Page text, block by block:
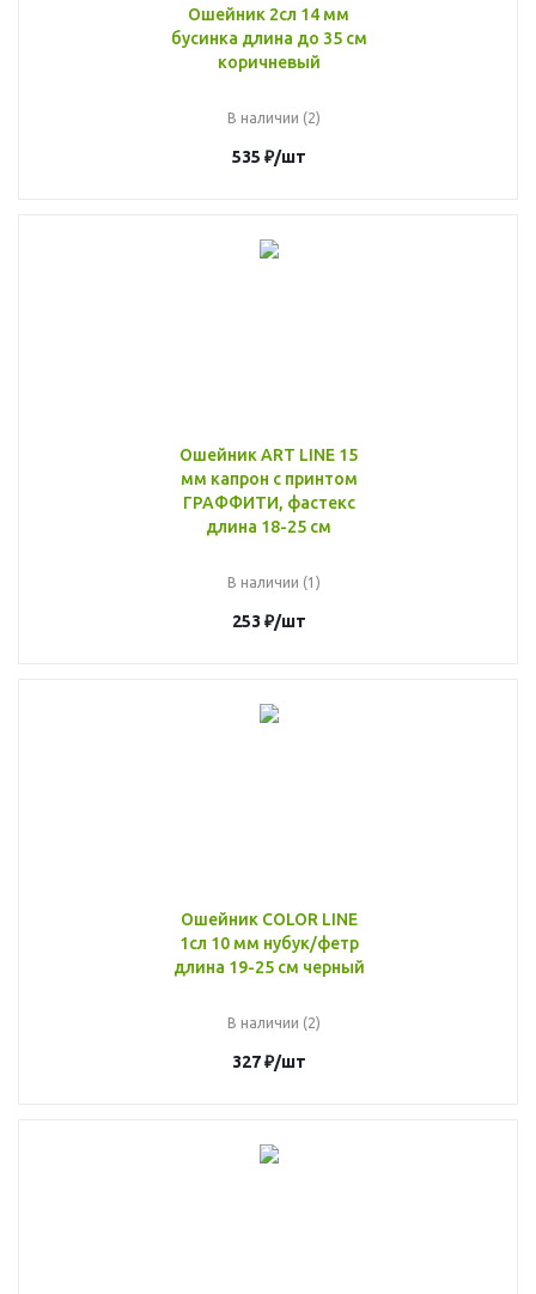
Ошейник 2сл 14 мм
бусинка длина до 35 см
коричневый
В наличии (2)
535 ₽/шт
Ошейник ART LINE 15
мм капрон c принтом
ГРАФФИТИ, фастекс
длина 18-25 см
В наличии (1)
253 ₽/шт
Ошейник COLOR LINE
1сл 10 мм нубук/фетр
длина 19-25 см черный
В наличии (2)
327₽/шт